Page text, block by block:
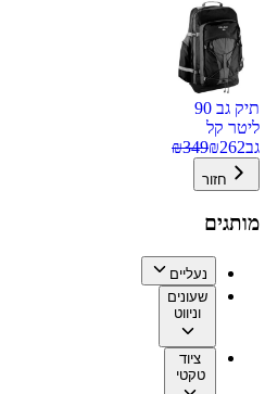
תיק גב 90
ליטר קל
גב
₪262
₪349
חזור
מותגים
נעליים
שעונים
וניווט
ציוד
טקטי